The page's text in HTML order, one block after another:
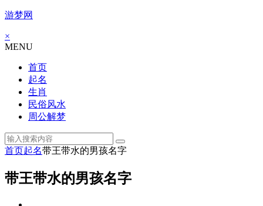
游梦网
×
MENU
首页
起名
生肖
民俗风水
周公解梦
首页起名带王带水的男孩名字
带王带水的男孩名字